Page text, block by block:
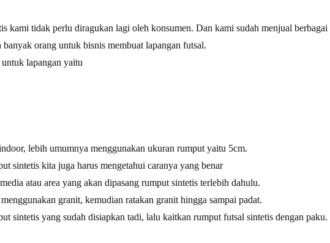
kami tidak perlu diragukan lagi oleh konsumen. Dan kami sudah menjual
orang untuk bisnis membuat lapangan futsal.
lapangan yaitu
lebih umumnya menggunakan ukuran rumput yaitu 5cm.
sintetis kita juga harus mengetahui caranya yang benar
atau area yang akan dipasang rumput sintetis terlebih dahulu.
granit, kemudian ratakan granit hingga sampai padat.
sintetis yang sudah disiapkan tadi, lalu kaitkan rumput futsal sintetis dengan paku.